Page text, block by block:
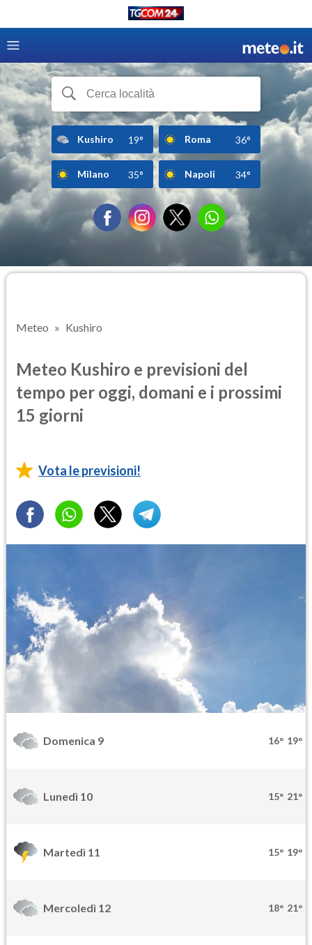
Kushiro 19° Roma 36°
Milano 35° Napoli 34°
Meteo Kushiro
Meteo Kushiro e previsioni del
tempo per oggi, domani e i prossimi
15 giorni
Vota le previsioni!
Domenica 9 16° 19°
Lunedì 10 15° 21°
Martedì 11 15° 19°
Mercoledì 12 18° 21°